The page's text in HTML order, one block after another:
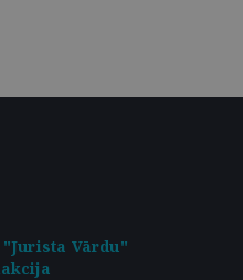
"Jurista Vārdu"